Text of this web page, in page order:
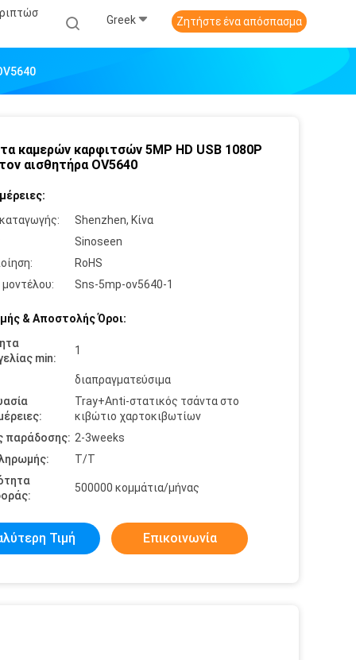
Greek Ζητήστε ένα απόσπασμα
καμερών καρφιτσών 5MP HD USB 1080P
αισθητήρα OV5640
Shenzhen, Κίνα
Sinoseen
RoHS
Sns-5mp-ov5640-1
& Αποστολής Όροι:
min:
1
διαπραγματεύσιμα
Tray+Anti-στατικός τσάντα στο
κιβώτιο χαρτοκιβωτίων
παράδοσης: 2-3weeks
T/T
500000 κομμάτια/μήνας
Τιμή Επικοινωνία